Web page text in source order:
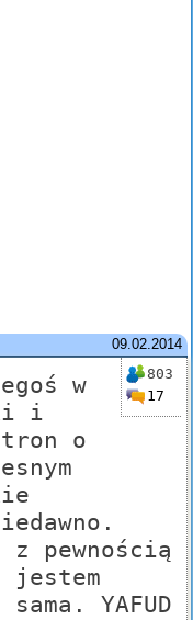
09.02.2014
803
17
w
i
o
pewnością
jestem
YAFUD